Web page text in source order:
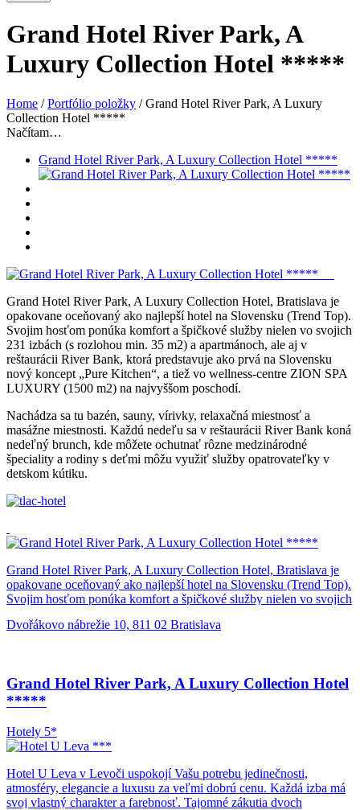
Grand Hotel River Park, A
Luxury Collection Hotel *****
Home / Portfólio položky / Grand Hotel River Park, A Luxury
Collection Hotel *****
Načítam…
Grand Hotel River Park, A Luxury Collection Hotel *****
Grand Hotel River Park, A Luxury Collection Hotel, Bratislava je
opakovane oceňovaný ako najlepší hotel na Slovensku (Trend Top).
Svojim hosťom ponúka komfort a špičkové služby nielen vo svojich
231 izbách (s rozlohou min. 35 m2) a apartmánoch, ale aj v
reštaurácii River Bank, ktorá predstavuje ako prvá na Slovensku
nový koncept „Pure Kitchen“, a tiež vo wellness-centre ZION SPA
LUXURY (1500 m2) na najvyššom poschodí.
Nachádza sa tu bazén, sauny, vírivky, relaxačná miestnosť a
masážne miestnosti. Každú nedeľu sa v reštaurácii River Bank koná
nedeľný brunch, kde môžete ochutnať rôzne medzinárodné
špeciality a rodiny s deťmi môžu využiť služby opatrovateľky v
detskom kútiku.
Grand Hotel River Park, A Luxury Collection Hotel, Bratislava je
opakovane oceňovaný ako najlepší hotel na Slovensku (Trend Top).
Svojim hosťom ponúka komfort a špičkové služby nielen vo svojich
reštaurácii River Bank, ktorá predstavuje ako prvá na Slovensku
Každú nedeľu sa v reštaurácii River Bank koná nedeľný brunch,
kde môžete ochutnať rôzne medzinárodné špeciality a rodiny s
Dvořákovo nábrežie 10, 811 02 Bratislava
Grand Hotel River Park, A Luxury Collection Hotel
*****
Hotely 5*
Hotel U Leva v Levoči uspokojí Vašu potrebu jedinečnosti,
atmosféry, elegancie a luxusu za veľmi dobrú cenu. Každá izba má
svoj vlastný charakter a farebnosť. Tajomné zákutia dvoch